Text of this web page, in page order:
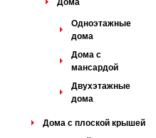
Дома
Одноэтажные
дома
Дома с
мансардой
Двухэтажные
дома
Дома с плоской крышей